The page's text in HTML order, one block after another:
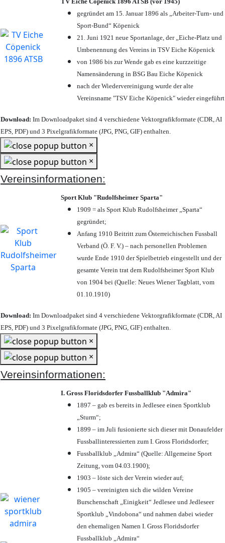
gegründet am 15. Januar 1896 als „Arbeiter-Turn- und
Sport-Bund“ Köpenick
21. Juni 1921 neue Sportanlage, der „Eiche-Platz und
Umbenennung des Vereins in TSV Eiche Köpenick
von 1986 bis zur Wende gab es eine kurzzeitige
Namensänderung in BSG Bau Eiche Köpenick
nach der Wiedervereinigung wurde der alte
Vereinsname "TSV Eiche Köpenick" wieder eingeführt
Download: Im Downloadpaket sind 4 verschiedene Vektorgrafikformate (CDR, AI
EPS, PDF) und 3 Pixelgrafikformate (JPG, PNG, GIF) enthalten.
×
×
Vereinsinformationen:
Sport Klub "Rudolfsheimer Sparta"
1909 = als Sport Klub Rudolfsheimer „Sparta“
gegründet;
Anfang 1910 Beitritt zum Österreichischen Fussball
Verband (Ö. F. V.) – nach personellen Problemen
wurde Ende 1910 der Spielbetrieb eingestellt und der
gesamte Verein trat dem Rudolfsheimer Sport Klub
von 1904 bei (Quelle: Neues Wiener Tagblatt, vom
01.10.1910)
Download: Im Downloadpaket sind 4 verschiedene Vektorgrafikformate (CDR, AI
EPS, PDF) und 3 Pixelgrafikformate (JPG, PNG, GIF) enthalten.
×
×
Vereinsinformationen:
I. Gross Floridsdorfer Fussballklub "Admira"
1897 – gab es bereits in Jedlesee einen Sportklub
„Sturm“;
1899 – im Juli fusionierte sich dieser mit Donaufelder
Fussballinteressierten zum I. Gross Floridsdorfer;
Fussballklub „Admira“ (Quelle: Allgemeine Sport
Zeitung, vom 04.03.1900);
1903 – löste sich der Verein wieder auf;
1905 – vereinigten sich die wilden Vereine
Burschenschaft „Einigkeit“ Jedlesee und Jedleseer
Sportklub „Vindobona“ und nahmen dabei wieder
den ehemaligen Namen I. Gross Floridsdorfer
Fussballklub „Admira“